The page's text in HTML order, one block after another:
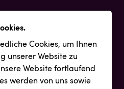
Cookies, um Ihnen
unserer Website zu
Website fortlaufend
werden von uns sowie